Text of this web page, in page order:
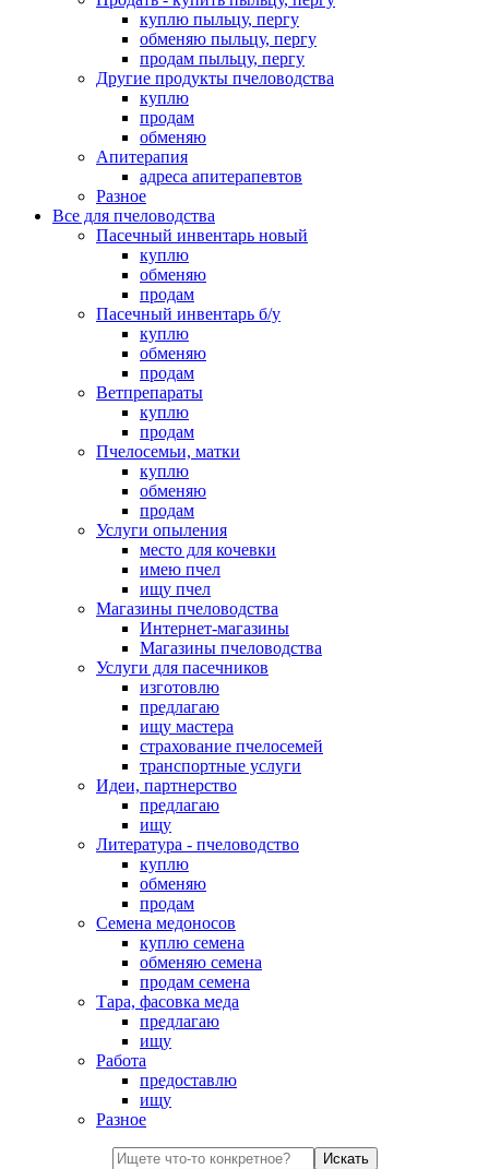
куплю пыльцу, пергу
обменяю пыльцу, пергу
продам пыльцу, пергу
Другие продукты пчеловодства
куплю
продам
обменяю
Апитерапия
адреса апитерапевтов
Разное
Все для пчеловодства
Пасечный инвентарь новый
куплю
обменяю
продам
Пасечный инвентарь б/у
куплю
обменяю
продам
Ветпрепараты
куплю
продам
Пчелосемьи, матки
куплю
обменяю
продам
Услуги опыления
место для кочевки
имею пчел
ищу пчел
Магазины пчеловодства
Интернет-магазины
Магазины пчеловодства
Услуги для пасечников
изготовлю
предлагаю
ищу мастера
страхование пчелосемей
транспортные услуги
Идеи, партнерство
предлагаю
ищу
Литература - пчеловодство
куплю
обменяю
продам
Семена медоносов
куплю семена
обменяю семена
продам семена
Тара, фасовка меда
предлагаю
ищу
Работа
предоставлю
ищу
Разное
Искать